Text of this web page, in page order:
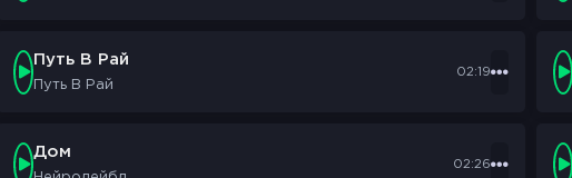
Путь В Рай
Путь В Рай
02:19
Дом
02:26